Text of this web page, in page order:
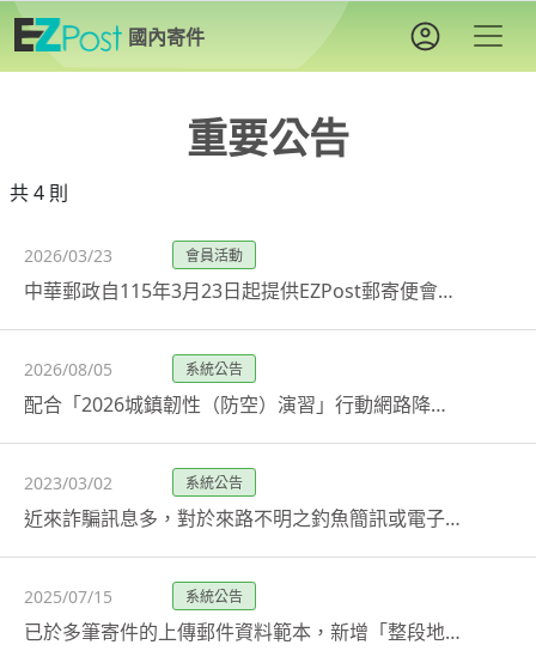
國內寄件
重要公告
共 4 則
2026/03/23 會員活動
中華郵政自115年3月23日起提供EZPost郵寄便會員升級郵政會員服務
2026/08/05 系統公告
配合「2026城鎮韌性（防空）演習」行動網路降速演練，EZPost相關業務因應說明。
2023/03/02 系統公告
近來詐騙訊息多，對於來路不明之釣魚簡訊或電子郵件，請慎防並提高警覺，勿輕易點選連結登入，以免個人資料遭竊取。
2025/07/15 系統公告
已於多筆寄件的上傳郵件資料範本，新增「整段地址」格式，歡迎多加利用!